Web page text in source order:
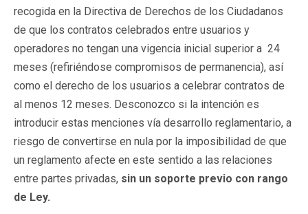
recogida en la Directiva de Derechos de los Ciudadanos
de que los contratos celebrados entre usuarios y
operadores no tengan una vigencia inicial superior a 24
meses (refiriéndose compromisos de permanencia), así
como el derecho de los usuarios a celebrar contratos de
al menos 12 meses. Desconozco si la intención es
introducir estas menciones vía desarrollo reglamentario, a
riesgo de convertirse en nula por la imposibilidad de que
un reglamento afecte en este sentido a las relaciones
entre partes privadas, sin un soporte previo con rango
de Ley.